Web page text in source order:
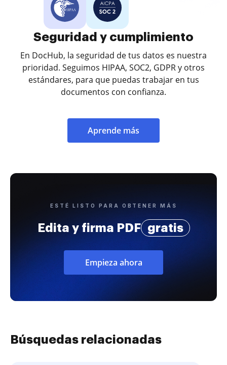
Seguridad y cumplimiento
En DocHub, la seguridad de tus datos es nuestra
prioridad. Seguimos HIPAA, SOC2, GDPR y otros
estándares, para que puedas trabajar en tus
documentos con confianza.
Aprende más
ESTÉ LISTO PARA OBTENER MÁS
Edita y firma PDF gratis
Empieza ahora
Búsquedas relacionadas